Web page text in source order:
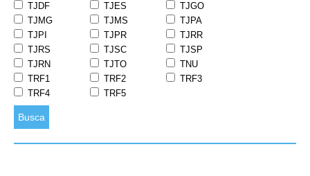
TJDF
TJES
TJGO
TJMG
TJMS
TJPA
TJPI
TJPR
TJRR
TJRS
TJSC
TJSP
TJRN
TJTO
TNU
TRF1
TRF2
TRF3
TRF4
TRF5
Busca